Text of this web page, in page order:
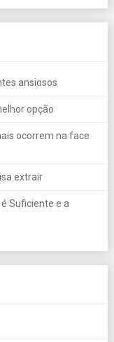
ansiosos
opção
ocorrem na face
extrair
Suficiente e a